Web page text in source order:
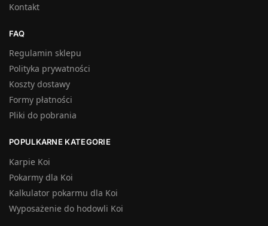
Kontakt
FAQ
Regulamin sklepu
Polityka prywatności
Koszty dostawy
Formy płatności
Pliki do pobrania
POPULKARNE KATEGORIE
Karpie Koi
Pokarmy dla Koi
Kalkulator pokarmu dla Koi
Wyposażenie do hodowli Koi